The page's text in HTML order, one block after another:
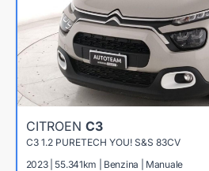
CITROEN C3
C3 1.2 PURETECH YOU! S&S 83CV
2023 | 55.341km | Benzina | Manuale